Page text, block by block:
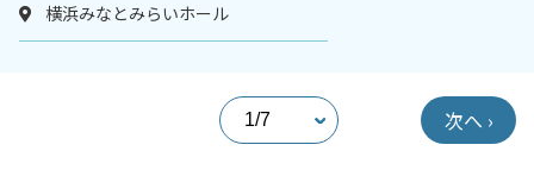
横浜みなとみらいホール
次へ ›